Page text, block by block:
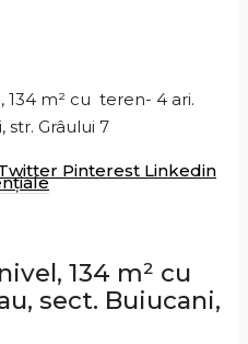
134 m² cu teren- 4 ari.
str. Grâului 7
Pinterest Linkedin
134 m² cu
sect. Buiucani,